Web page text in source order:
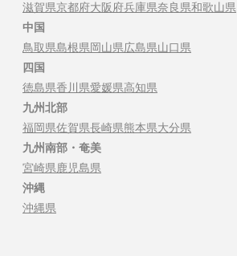
滋賀県京都府大阪府兵庫県奈良県和歌山県
中国
鳥取県島根県岡山県広島県山口県
四国
徳島県香川県愛媛県高知県
九州北部
福岡県佐賀県長崎県熊本県大分県
九州南部・奄美
宮崎県鹿児島県
沖縄
沖縄県